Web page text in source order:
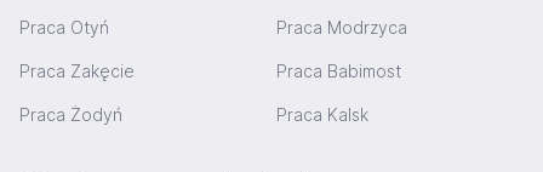
Praca Otyń Praca Modrzyca
Praca Zakęcie Praca Babimost
Praca Żodyń Praca Kalsk